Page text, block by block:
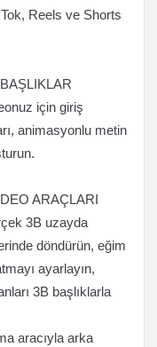
Reels ve Shorts
için giriş
animasyonlu metin
ARAÇLARI
3B uzayda
döndürün, eğim
ayarlayın,
3B başlıklarla
aracıyla arka